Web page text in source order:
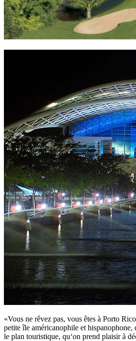
«Vous ne rêvez pas, vous êtes à Porto
petite île américanophile et hispanophone,
le plan touristique, qu‘on prend plaisir à